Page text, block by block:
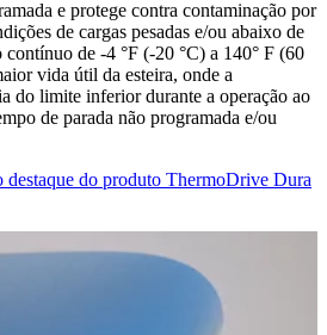
e protege contra contaminação por
de cargas pesadas e/ou abaixo de
contínuo de -4 °F (-20 °C) a 140° F (60
vida útil da esteira, onde a
do limite inferior durante a operação ao
de parada não programada e/ou
destaque do produto ThermoDrive Dura